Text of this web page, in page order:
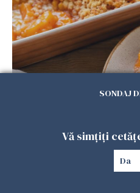
Desertul verii care te
SONDAJ
Vă simțiți
Da